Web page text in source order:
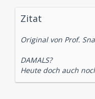
Zitat
Original von Prof.
DAMALS?
Heute doch auch